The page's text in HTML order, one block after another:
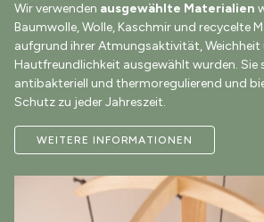
Wir verwenden ausgewählte Materialien
Baumwolle, Wolle, Kaschmir und recycelte
aufgrund ihrer Atmungsaktivität, Weichheit
Hautfreundlichkeit ausgewählt wurden. Sie
antibakteriell und thermoregulierend und
Schutz zu jeder Jahreszeit.
WEITERE INFORMATIONEN